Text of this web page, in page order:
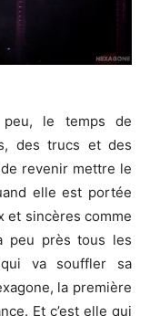
le temps de
des trucs et des
revenir mettre le
elle est portée
et sincères comme
peu près tous les
qui va souffler sa
la première
Et c’est elle qui